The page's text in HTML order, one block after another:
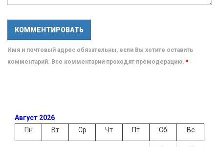
Имя и почтовый адрес обязательны, если Вы хотите оставить
комментарий. Все комментарии проходят премодерацию. *
Август 2026
Пн
Вт Ср Чт Пт Сб Вс